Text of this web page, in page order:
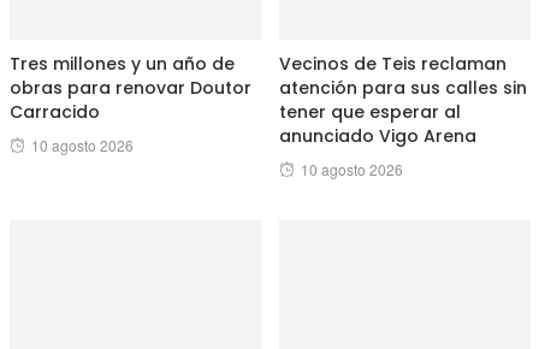
Tres millones y un año de
obras para renovar Doutor
Carracido
Posted
10 agosto 2026
Vecinos de Teis reclaman
atención para sus calles sin
tener que esperar al
anunciado Vigo Arena
Posted
10 agosto 2026